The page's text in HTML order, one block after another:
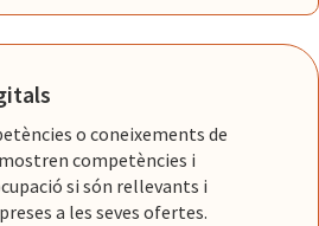
o coneixements de
competències i
si són rellevants i
a les seves ofertes.